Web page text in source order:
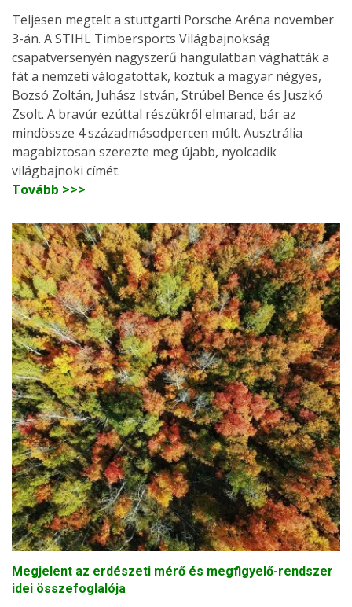
Teljesen megtelt a stuttgarti Porsche Aréna november
3-án. A STIHL Timbersports Világbajnokság
csapatversenyén nagyszerű hangulatban vághatták a
fát a nemzeti válogatottak, köztük a magyar négyes,
Bozsó Zoltán, Juhász István, Strúbel Bence és Juszkó
Zsolt. A bravúr ezúttal részükről elmarad, bár az
mindössze 4 századmásodpercen múlt. Ausztrália
magabiztosan szerezte meg újabb, nyolcadik
világbajnoki címét.
Tovább >>>
Megjelent az erdészeti mérő és megfigyelő-rendszer
idei összefoglalója